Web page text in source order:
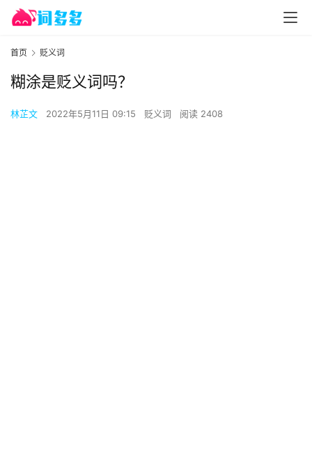
首页 贬义词
糊涂是贬义词吗？
林芷文 2022年5月11日 09:15 贬义词 阅读 2408